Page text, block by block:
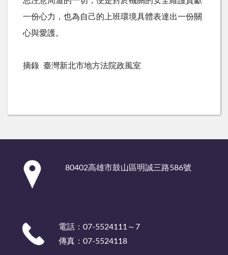
一份心力，也為自己的上班環境具體表達出一份關
心與愛護。
摘錄 臺灣新北市地方法院政風室
80402高雄市鼓山區明誠三路586號
電話：07-5524111～7
傳真：07-5524118